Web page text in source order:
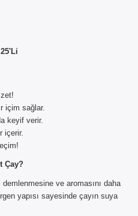
içim sağlar.
keyif verir.
içerir.
Çay?
ve aromasını daha
yapısı sayesinde çayın suya
TESLİMAT
için AYNI GÜN
dışında
AYNI GÜN
İSTANBUL